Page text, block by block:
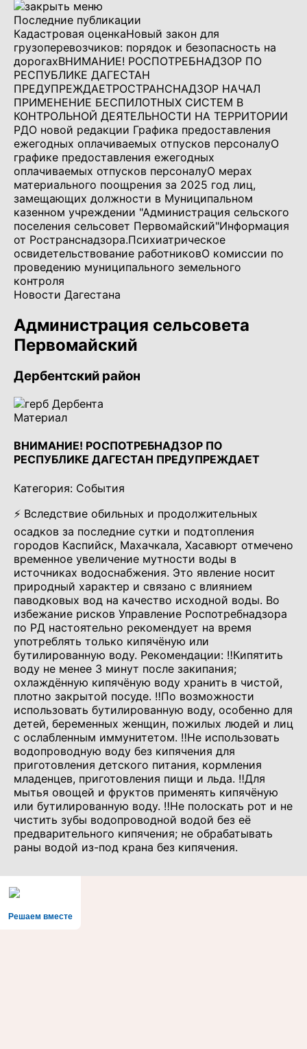
Последние публикации
Кадастровая оценкаНовый закон для
грузоперевозчиков: порядок и безопасность на
дорогахВНИМАНИЕ! РОСПОТРЕБНАДЗОР ПО
РЕСПУБЛИКЕ ДАГЕСТАН
ПРЕДУПРЕЖДАЕТРОСТРАНСНАДЗОР НАЧАЛ
ПРИМЕНЕНИЕ БЕСПИЛОТНЫХ СИСТЕМ В
КОНТРОЛЬНОЙ ДЕЯТЕЛЬНОСТИ НА ТЕРРИТОРИИ
РДО новой редакции Графика предоставления
ежегодных оплачиваемых отпусков персоналуО
графике предоставления ежегодных
оплачиваемых отпусков персоналуО мерах
материального поощрения за 2025 год лиц,
замещающих должности в Муниципальном
казенном учреждении "Администрация сельского
поселения сельсовет Первомайский"Информация
от Ространснадзора.Психиатрическое
освидетельствование работниковО комиссии по
проведению муниципального земельного
контроля
Новости Дагестана
Администрация сельсовета
Первомайский
Дербентский район
Материал
ВНИМАНИЕ! РОСПОТРЕБНАДЗОР ПО
РЕСПУБЛИКЕ ДАГЕСТАН ПРЕДУПРЕЖДАЕТ
Категория: События
⚡️ Вследствие обильных и продолжительных
осадков за последние сутки и подтопления
городов Каспийск, Махачкала, Хасавюрт отмечено
временное увеличение мутности воды в
источниках водоснабжения. Это явление носит
природный характер и связано с влиянием
паводковых вод на качество исходной воды. Во
избежание рисков Управление Роспотребнадзора
по РД настоятельно рекомендует на время
употреблять только кипячёную или
бутилированную воду. Рекомендации: ‼️Кипятить
воду не менее 3 минут после закипания;
охлаждённую кипячёную воду хранить в чистой,
плотно закрытой посуде. ‼️По возможности
использовать бутилированную воду, особенно для
детей, беременных женщин, пожилых людей и лиц
с ослабленным иммунитетом. ‼️Не использовать
водопроводную воду без кипячения для
приготовления детского питания, кормления
младенцев, приготовления пищи и льда. ‼️Для
мытья овощей и фруктов применять кипячёную
или бутилированную воду. ‼️Не полоскать рот и не
чистить зубы водопроводной водой без её
предварительного кипячения; не обрабатывать
раны водой из-под крана без кипячения.
Решаем вместе